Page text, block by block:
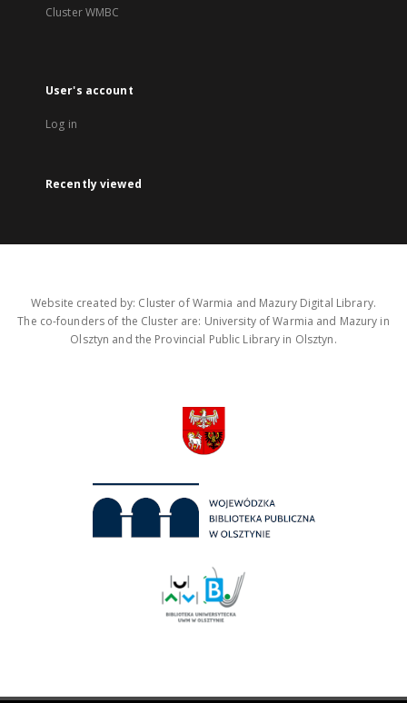
Cluster WMBC
User's account
Log in
Recently viewed
Website created by: Cluster of Warmia and Mazury Digital Library.
The co-founders of the Cluster are: University of Warmia and Mazury in
Olsztyn and the Provincial Public Library in Olsztyn.